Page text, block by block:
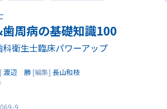
周病の基礎知識100
衛生士臨床パワーアップ
渡辺 勝 [編集] 長山和枝
9